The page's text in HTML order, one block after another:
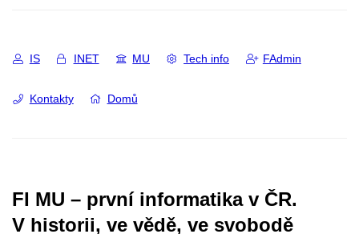
IS INET MU Tech info FAdmin
Kontakty Domů
FI MU – první informatika v ČR.
V historii, ve vědě, ve svobodě